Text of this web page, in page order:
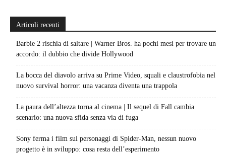
Articoli recenti
Barbie 2 rischia di saltare | Warner Bros. ha pochi mesi per trovare un
accordo: il dubbio che divide Hollywood
La bocca del diavolo arriva su Prime Video, squali e claustrofobia nel
nuovo survival horror: una vacanza diventa una trappola
La paura dell’altezza torna al cinema | Il sequel di Fall cambia
scenario: una nuova sfida senza via di fuga
Sony ferma i film sui personaggi di Spider-Man, nessun nuovo
progetto è in sviluppo: cosa resta dell’esperimento